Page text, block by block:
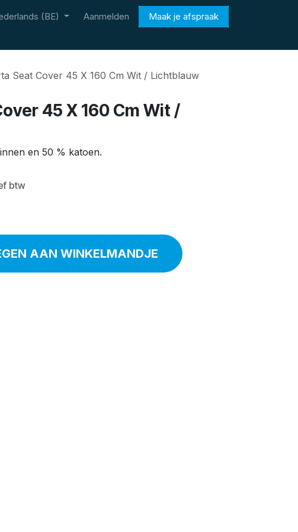
(BE) Aanmelden Maak je afspraak
Seat Cover 45 X 160 Cm Wit / Lichtblauw
45 X 160 Cm Wit /
en 50 % katoen.
btw
AAN WINKELMANDJE